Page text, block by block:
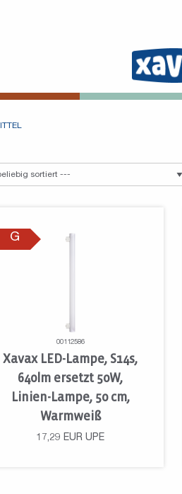
G
00112586
Xavax LED-Lampe, S14s,
640lm ersetzt 50W,
Linien-Lampe, 50 cm,
Warmweiß
17,29 EUR UPE